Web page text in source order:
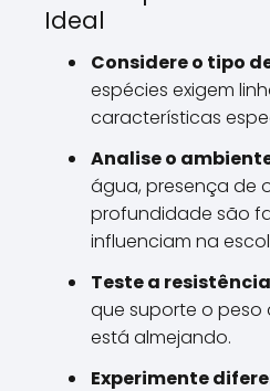
Ideal
Considere o tipo
espécies exigem
características
Analise o
água, presença de
profundidade são
influenciam na
Teste a
que suporte o peso
está almejando.
Experimente